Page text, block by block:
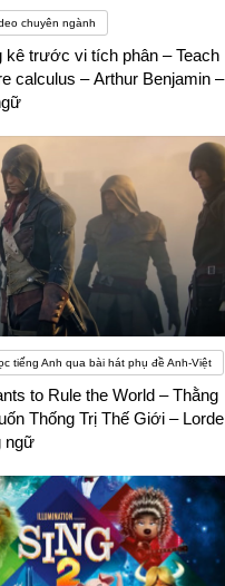
chuyên ngành
kê trước vi tích phân – Teach
calculus – Arthur Benjamin –
tiếng Anh qua bài hát phụ đề Anh-Việt
to Rule the World – Thằng
Thống Trị Thế Giới – Lorde
ngữ